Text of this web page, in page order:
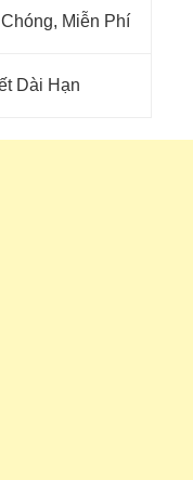
Miễn Phí
Dài Hạn